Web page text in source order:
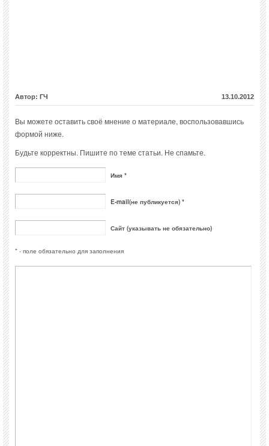
Автор: ГЧ 13.10.2012
Вы можете оставить своё мнение о материале, воспользовавшись
формой ниже.
Будьте корректны. Пишите по теме статьи. Не спамьте.
Имя *
E-mail(не публикуется) *
Сайт (указывать не обязательно)
* - поле обязательно для заполнения